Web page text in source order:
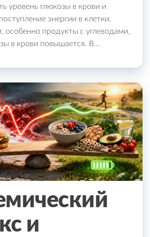
уровень глюкозы в крови и
энергии в клетки.
особенно продукты с углеводами,
в крови повышается. В…
и